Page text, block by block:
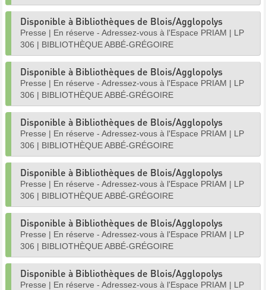
Disponible à Bibliothèques de Blois/Agglopolys
Presse | En réserve - Adressez-vous à l'Espace PRIAM | LP
306 | BIBLIOTHÈQUE ABBÉ-GRÉGOIRE
Disponible à Bibliothèques de Blois/Agglopolys
Presse | En réserve - Adressez-vous à l'Espace PRIAM | LP
306 | BIBLIOTHÈQUE ABBÉ-GRÉGOIRE
Disponible à Bibliothèques de Blois/Agglopolys
Presse | En réserve - Adressez-vous à l'Espace PRIAM | LP
306 | BIBLIOTHÈQUE ABBÉ-GRÉGOIRE
Disponible à Bibliothèques de Blois/Agglopolys
Presse | En réserve - Adressez-vous à l'Espace PRIAM | LP
306 | BIBLIOTHÈQUE ABBÉ-GRÉGOIRE
Disponible à Bibliothèques de Blois/Agglopolys
Presse | En réserve - Adressez-vous à l'Espace PRIAM | LP
306 | BIBLIOTHÈQUE ABBÉ-GRÉGOIRE
Disponible à Bibliothèques de Blois/Agglopolys
Presse | En réserve - Adressez-vous à l'Espace PRIAM | LP